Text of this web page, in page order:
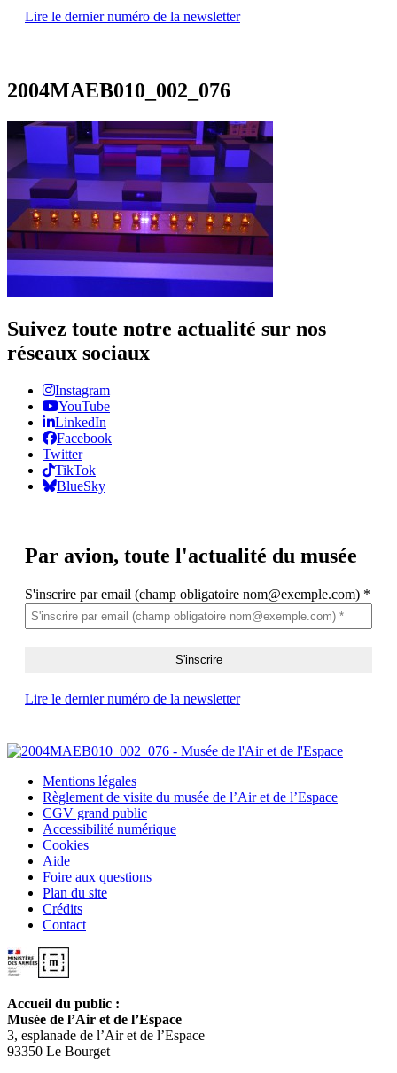
Lire le dernier numéro de la newsletter
2004MAEB010_002_076
Suivez toute notre actualité sur nos
réseaux sociaux
Instagram
YouTube
LinkedIn
Facebook
Twitter
TikTok
BlueSky
Par avion, toute l'actualité du musée
S'inscrire par email (champ obligatoire nom@exemple.com) *
Lire le dernier numéro de la newsletter
Mentions légales
Règlement de visite du musée de l’Air et de l’Espace
CGV grand public
Accessibilité numérique
Cookies
Aide
Foire aux questions
Plan du site
Crédits
Contact
Accueil du public :
Musée de l’Air et de l’Espace
3, esplanade de l’Air et de l’Espace
93350 Le Bourget